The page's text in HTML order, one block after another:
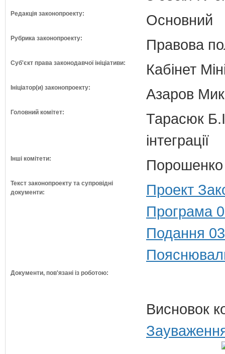
Редакція законопроекту: Основний
Рубрика законопроекту: Правова
Суб'єкт права законодавчої ініціативи: Кабінет
Ініціатор(и) законопроекту: Азаров
Головний комітет:
Тарасюк
інтеграції
Інші комітети: Порошенко
Текст законопроекту та супровідні
документи:
Проект
Програма
Подання
Документи, пов'язані із роботою:
Висновок